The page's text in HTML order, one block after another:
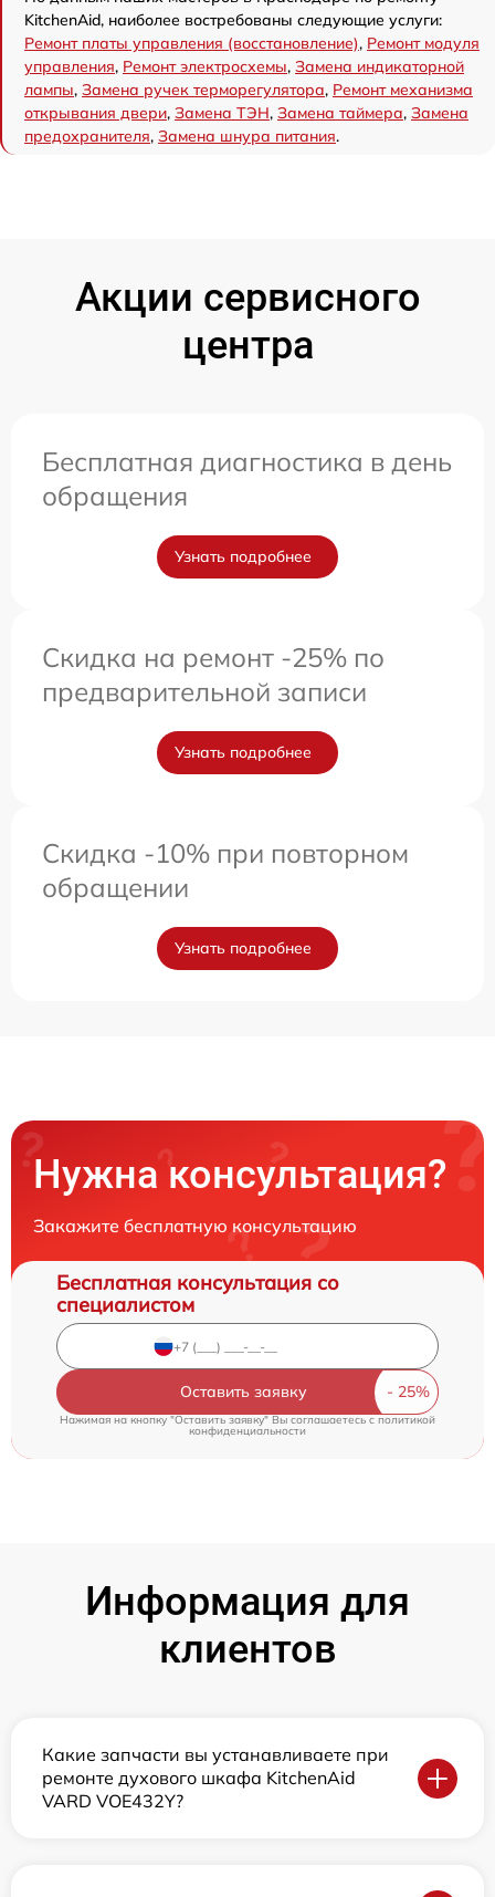
KitchenAid, наиболее востребованы следующие услуги:
Ремонт платы управления (восстановление), Ремонт модуля
управления, Ремонт электросхемы, Замена индикаторной
лампы, Замена ручек терморегулятора, Ремонт механизма
открывания двери, Замена ТЭН, Замена таймера, Замена
предохранителя, Замена шнура питания.
Акции сервисного
центра
Бесплатная диагностика в день
обращения
Узнать подробнее
Скидка на ремонт -25% по
предварительной записи
Узнать подробнее
Скидка -10% при повторном
обращении
Узнать подробнее
Нужна консультация?
Закажите бесплатную консультацию
Бесплатная консультация со
специалистом
Оставить заявку
Нажимая на кнопку "Оставить заявку" Вы соглашаетесь cполитикой
конфиденциальности
Информация для
клиентов
Какие запчасти вы устанавливаете при
ремонте духового шкафа KitchenAid
VARD VOE432Y?